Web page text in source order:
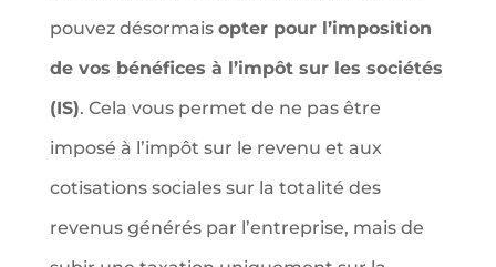
pouvez désormais opter pour l’imposition
de vos bénéfices à l’impôt sur les sociétés
(IS). Cela vous permet de ne pas être
imposé à l’impôt sur le revenu et aux
cotisations sociales sur la totalité des
revenus générés par l’entreprise, mais de